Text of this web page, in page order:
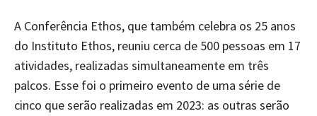
A Conferência Ethos, que também celebra os 25 anos
do Instituto Ethos, reuniu cerca de 500 pessoas em 17
atividades, realizadas simultaneamente em três
palcos. Esse foi o primeiro evento de uma série de
cinco que serão realizadas em 2023: as outras serão